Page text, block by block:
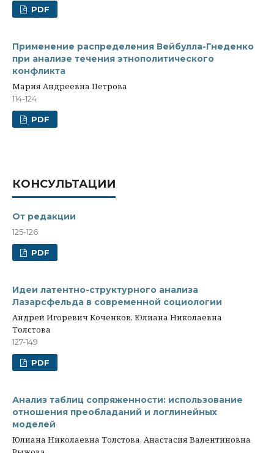
PDF
Применение распределения Вейбулла-Гнеденко
при анализе течения этнополитического
конфликта
Мария Андреевна Петрова
114-124
PDF
КОНСУЛЬТАЦИИ
От редакции
125-126
PDF
Идеи латентно-структурного анализа
Лазарсфельда в современной социологии
Андрей Игоревич Коченков, Юлиана Николаевна
Толстова
127-149
PDF
Анализ таблиц сопряженности: использование
отношения преобладаний и логлинейных
моделей
Юлиана Николаевна Толстова, Анастасия Валентиновна